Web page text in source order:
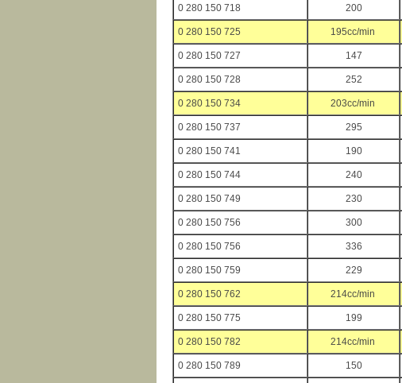
0 280 150 718 200
0 280 150 725 195cc/min
0 280 150 727 147
0 280 150 728 252
0 280 150 734 203cc/min
0 280 150 737 295
0 280 150 741 190
0 280 150 744 240
0 280 150 749 230
0 280 150 756 300
0 280 150 756 336
0 280 150 759 229
0 280 150 762 214cc/min
0 280 150 775 199
0 280 150 782 214cc/min
0 280 150 789 150